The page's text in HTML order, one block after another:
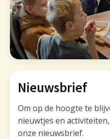
Nieuwsbrief
Om op de hoogte te
nieuwtjes en
onze nieuwsbrief.